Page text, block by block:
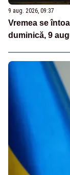
9 aug. 2026, 09:37
Vremea se
duminică, 9